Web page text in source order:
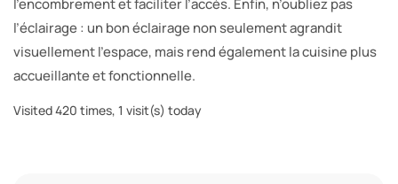
l’encombrement et faciliter l’accès. Enfin, n’oubliez pas
l’éclairage : un bon éclairage non seulement agrandit
visuellement l’espace, mais rend également la cuisine plus
accueillante et fonctionnelle.
Visited 420 times, 1 visit(s) today